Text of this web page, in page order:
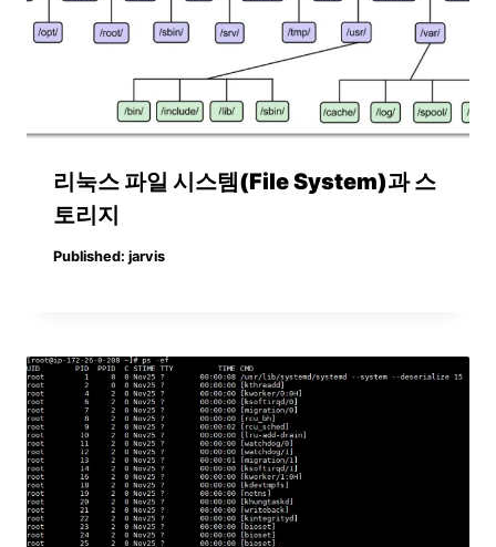
리눅스 파일 시스템(File System)과 스
토리지
Published: jarvis